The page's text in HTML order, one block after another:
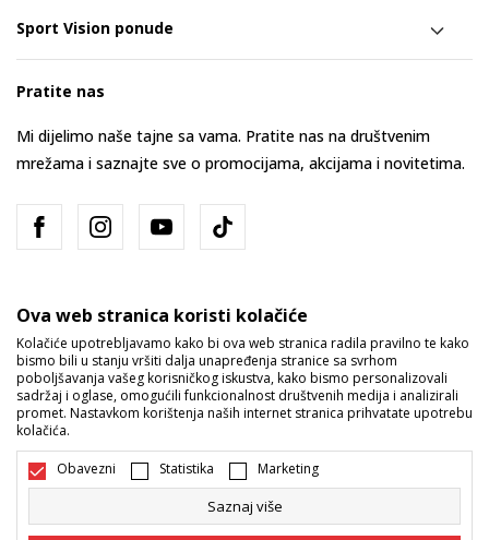
Sport Vision ponude
Pratite nas
Mi dijelimo naše tajne sa vama. Pratite nas na društvenim
mrežama i saznajte sve o promocijama, akcijama i novitetima.
Bosna i Hercegovina Promijenite
Nastojimo da budemo što precizniji u opisu proizvoda, prikazu slika i
Ova web stranica koristi kolačiće
Kolačiće upotrebljavamo kako bi ova web stranica radila pravilno te kako
bismo bili u stanju vršiti dalja unapređenja stranice sa svrhom
poboljšavanja vašeg korisničkog iskustva, kako bismo personalizovali
sadržaj i oglase, omogućili funkcionalnost društvenih medija i analizirali
promet. Nastavkom korištenja naših internet stranica prihvatate upotrebu
kolačića.
Obavezni Statistika Marketing
Saznaj više